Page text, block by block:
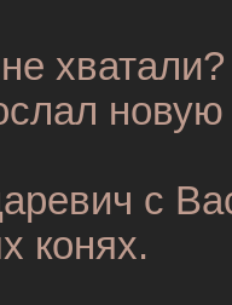
с
конях.